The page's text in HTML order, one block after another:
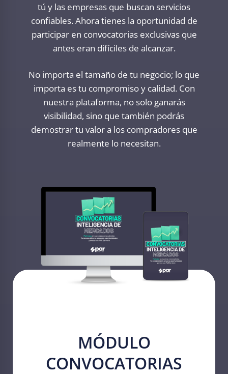
tú y las empresas que buscan servicios
confiables. Ahora tienes la oportunidad de
participar en convocatorias exclusivas que
antes eran difíciles de alcanzar.
No importa el tamaño de tu negocio; lo que
importa es tu compromiso y calidad. Con
nuestra plataforma, no solo ganarás
visibilidad, sino que también podrás
demostrar tu valor a los compradores que
realmente lo necesitan.
MÓDULO
CONVOCATORIAS